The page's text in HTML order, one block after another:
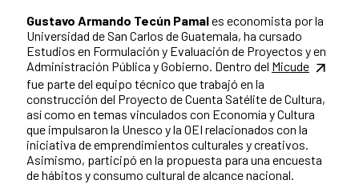
Gustavo Armando Tecún Pamales economista por la
Universidad de San Carlos de Guatemala, ha cursado
Estudios en Formulación y Evaluación de Proyectos y en
Administración Pública y Gobierno. Dentro del Micude
fue parte del equipo técnico que trabajó en la
construcción del Proyecto de Cuenta Satélite de Cultura,
así como en temas vinculados con Economía y Cultura
que impulsaron la Unesco y la OEI relacionados con la
iniciativa de emprendimientos culturales y creativos.
Asimismo, participó en la propuesta para una encuesta
de hábitos y consumo cultural de alcance nacional.